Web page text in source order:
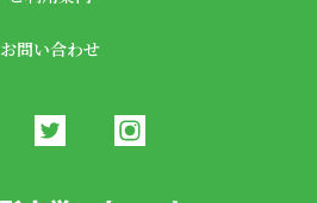
お問い合わせ